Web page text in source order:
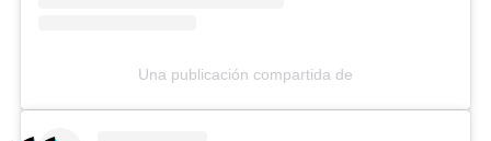
Una publicación compartida de